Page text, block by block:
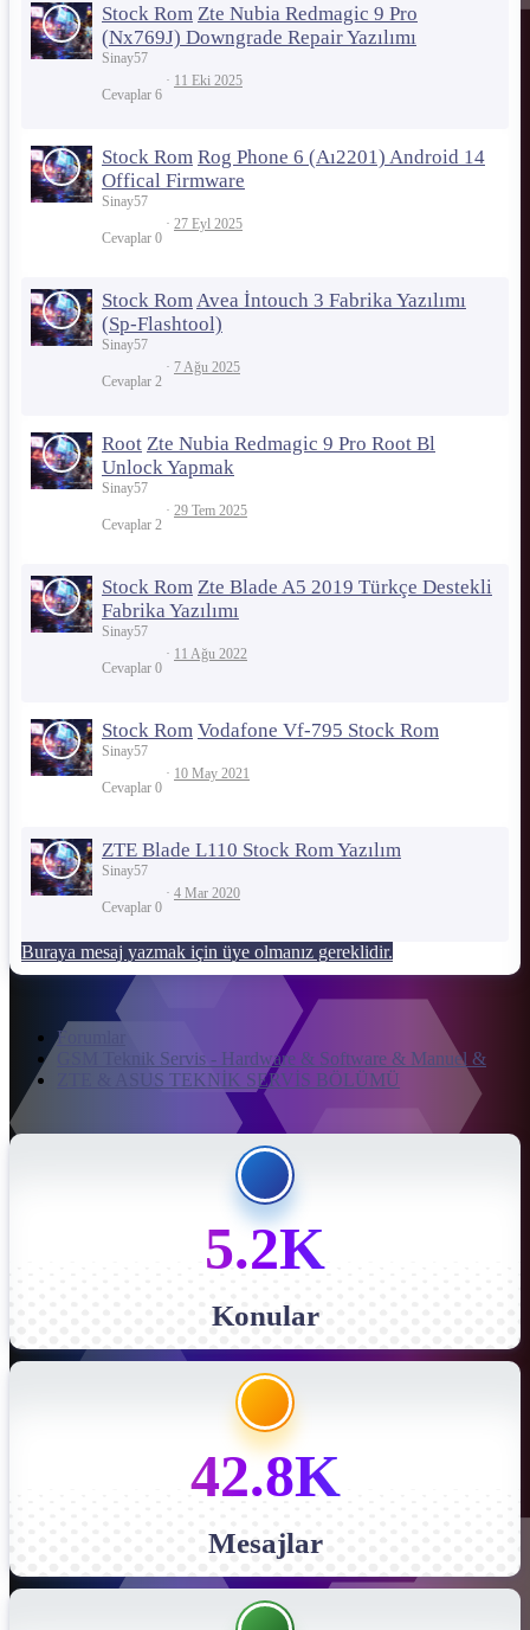
Stock Rom Zte Nubia Redmagic 9 Pro
(Nx769J) Downgrade Repair Yazılımı
Sinay57
Cevaplar 6
11 Eki 2025
Stock Rom Rog Phone 6 (Aı2201) Android 14
Offical Firmware
Sinay57
Cevaplar 0
27 Eyl 2025
Stock RomAvea İntouch 3 Fabrika Yazılımı
(Sp-Flashtool)
Sinay57
Cevaplar 2
7 Ağu 2025
Root Zte Nubia Redmagic 9 Pro Root Bl
Unlock Yapmak
Sinay57
Cevaplar 2
29 Tem 2025
Stock Rom Zte Blade A5 2019 Türkçe Destekli
Fabrika Yazılımı
Sinay57
Cevaplar 0
11 Ağu 2022
Stock Rom Vodafone Vf-795 Stock Rom
Sinay57
Cevaplar 0
10 May 2021
ZTE Blade L110 Stock Rom Yazılım
Sinay57
Cevaplar 0
4 Mar 2020
Buraya mesaj yazmak için üye olmanız gereklidir.
Forumlar
GSM Teknik Servis - Hardware & Software & Manuel &
ZTE & ASUS TEKNİK SERVİS BÖLÜMÜ
5.2K
Konular
42.8K
Mesajlar